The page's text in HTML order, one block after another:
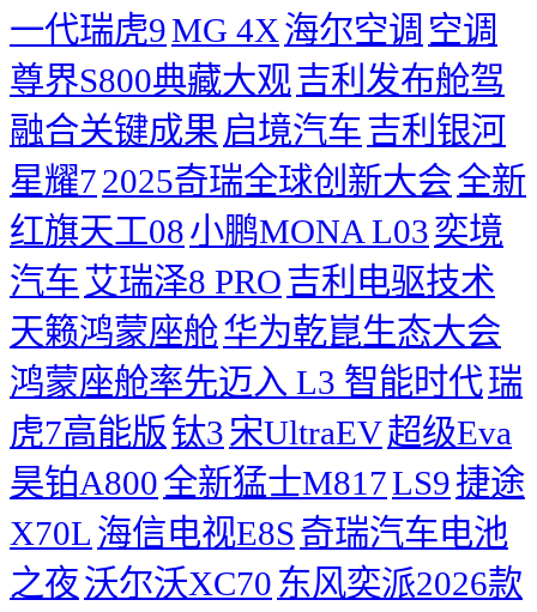
一代瑞虎9MG 4X海尔空调 空调
尊界S800典藏大观吉利发布舱驾
融合关键成果 启境汽车吉利银河
星耀72025奇瑞全球创新大会​全新
红旗天工08小鹏MONA L03奕境
汽车艾瑞泽8 PRO吉利电驱技术
天籁鸿蒙座舱华为乾崑生态大会
鸿蒙座舱率先迈入 L3 智能时代瑞
虎7高能版钛3 宋UltraEV超级Eva
昊铂A800全新猛士M817LS9捷途
X70L 海信电视E8S奇瑞汽车电池
之夜沃尔沃XC70 东风奕派2026款